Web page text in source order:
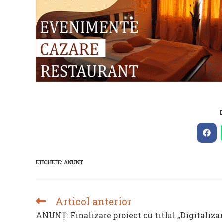
in
ETICHETE: ANUNT
READ
ARTICLES
Articol anterior
ANUNȚ: Finalizare proiect cu titlul